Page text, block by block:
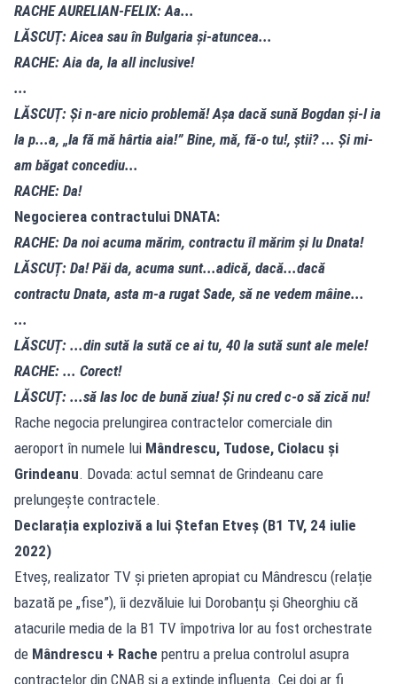
RACHE AURELIAN-FELIX: Aa...
LĂSCUȚ: Aicea sau în Bulgaria și-atuncea...
RACHE: Aia da, la all inclusive!
...
LĂSCUȚ: Și n-are nicio problemă! Așa dacă sună Bogdan și-l ia
la p...a, „Ia fă mă hârtia aia!” Bine, mă, fă-o tu!, știi? ... Și mi-
am băgat concediu...
RACHE: Da!
Negocierea contractului DNATA:
RACHE: Da noi acuma mărim, contractu îl mărim și lu Dnata!
LĂSCUȚ: Da! Păi da, acuma sunt...adică, dacă...dacă
contractu Dnata, asta m-a rugat Sade, să ne vedem mâine...
...
LĂSCUȚ: ...din sută la sută ce ai tu, 40 la sută sunt ale mele!
RACHE: ... Corect!
LĂSCUȚ: ...să las loc de bună ziua! Și nu cred c-o să zică nu!
Rache negocia prelungirea contractelor comerciale din
aeroport în numele lui Mândrescu, Tudose, Ciolacu și
Grindeanu. Dovada: actul semnat de Grindeanu care
prelungește contractele.
Declarația explozivă a lui Ștefan Etveș (B1 TV, 24 iulie
2022)
Etveș, realizator TV și prieten apropiat cu Mândrescu (relație
bazată pe „fise”), îi dezvăluie lui Dorobanțu și Gheorghiu că
atacurile media de la B1 TV împotriva lor au fost orchestrate
de Mândrescu + Rache pentru a prelua controlul asupra
contractelor din CNAB și a extinde influența. Cei doi ar fi